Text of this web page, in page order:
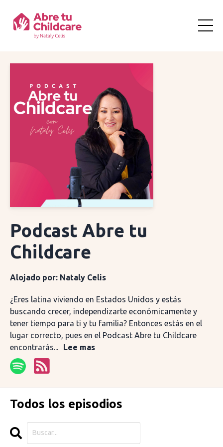
Podcast Abre tu
Childcare
Alojado por: Nataly Celis
¿Eres latina viviendo en Estados Unidos y estás
buscando crecer, independizarte económicamente y
tener tiempo para ti y tu familia? Entonces estás en el
lugar correcto, pues en el Podcast Abre tu Childcare
encontrarás...
Lee mas
Todos los episodios
Search